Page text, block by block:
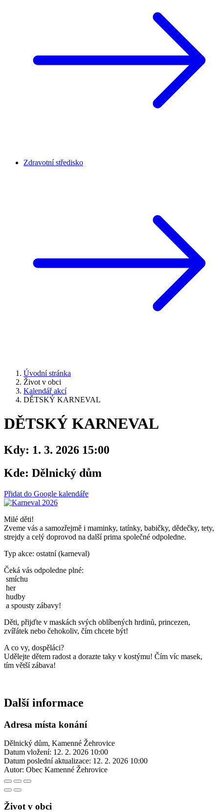
Zdravotní středisko
Úvodní stránka
Život v obci
Kalendář akcí
DĚTSKÝ KARNEVAL
DĚTSKÝ KARNEVAL
Kdy: 1. 3. 2026 15:00
Kde: Dělnický dům
Přidat do Google kalendáře
Milé děti!
Zveme vás a samozřejmě i maminky, tatínky, babičky, dědečky, tety,
strejdy a celý doprovod na další prima společné odpoledne.
Typ akce: ostatní (karneval)
Čeká vás odpoledne plné:
smíchu
her
hudby
a spousty zábavy!
Děti, přijďte v maskách svých oblíbených hrdinů, princezen,
zvířátek nebo čehokoliv, čím chcete být!
A co vy, dospěláci?
Udělejte dětem radost a dorazte taky v kostýmu! Čím víc masek,
tím větší zábava!
Další informace
Adresa místa konání
Dělnický dům, Kamenné Žehrovice
Datum vložení: 12. 2. 2026 10:00
Datum poslední aktualizace: 12. 2. 2026 10:00
Autor: Obec Kamenné Žehrovice
Život v obci